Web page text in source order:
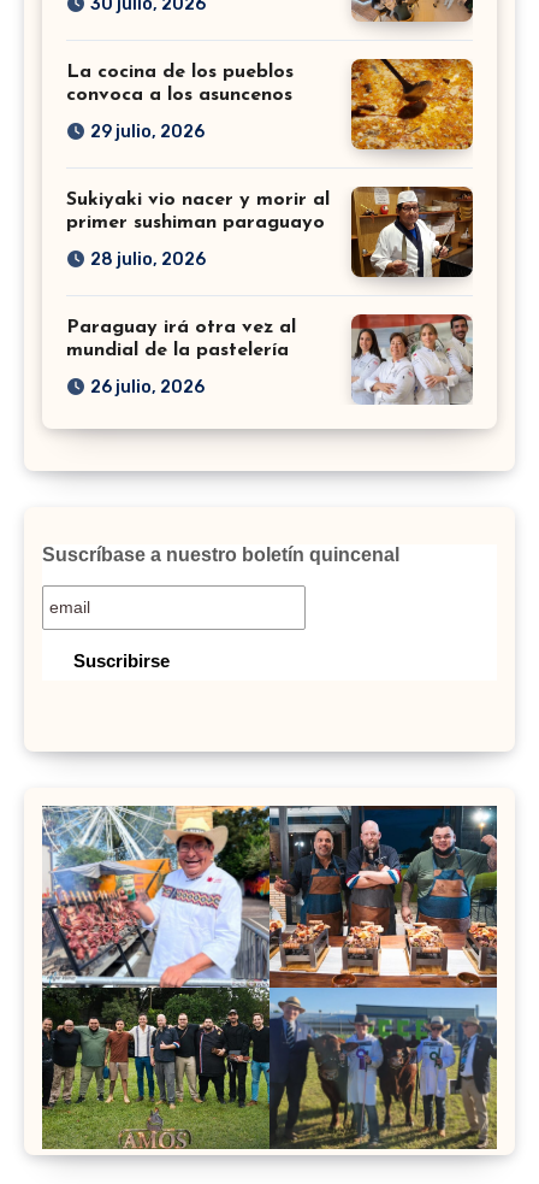
30 julio, 2026
La cocina de los pueblos
convoca a los asuncenos
29 julio, 2026
Sukiyaki vio nacer y morir al
primer sushiman paraguayo
28 julio, 2026
Paraguay irá otra vez al
mundial de la pastelería
26 julio, 2026
Suscríbase a nuestro boletín quincenal